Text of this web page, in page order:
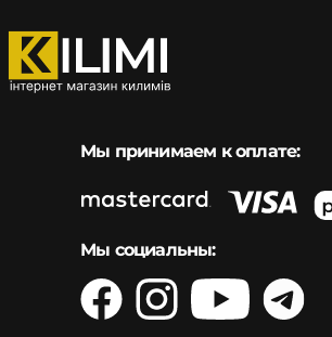
Мы принимаем к оплате:
Мы социальны: